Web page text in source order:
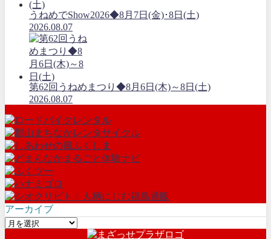
うねめでShow2026◆8月7日(金)･8日(土)
2026.08.07
第62回うねめまつり◆8月6日(木)～8日(土)
2026.08.07
アーカイブ
ア